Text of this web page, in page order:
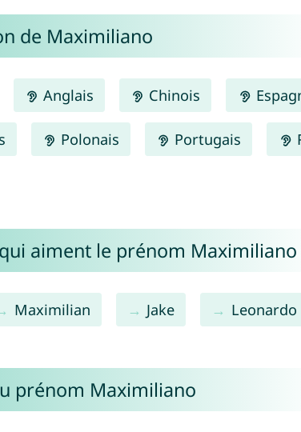
de Maximiliano
Anglais Chinois
Polonais Portugais
aiment le prénom
Maximilian Jake Leonardo
prénom Maximiliano